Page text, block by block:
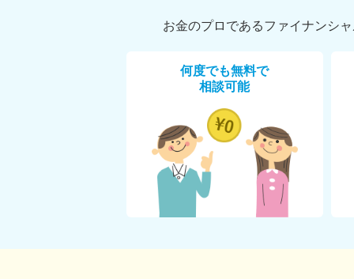
お金のプロであるファイナンシ
何度でも無料で
相談可能